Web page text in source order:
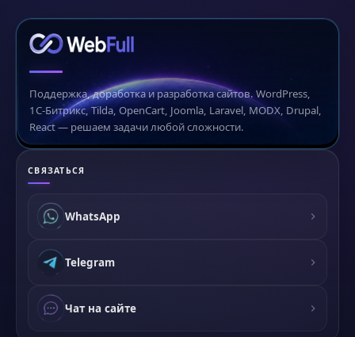
Поддержка, доработка и разработка сайтов. WordPress,
1С-Битрикс, Tilda, OpenCart, Joomla, Laravel, MODX, Drupal,
React — решаем задачи любой сложности.
СВЯЗАТЬСЯ
WhatsApp
Telegram
Чат на сайте